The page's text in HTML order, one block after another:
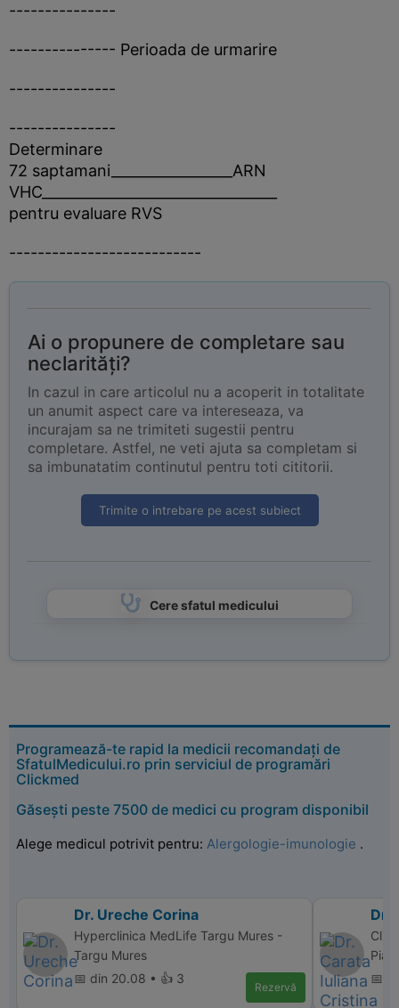
---------------
--------------- Perioada de urmarire
---------------
---------------
Determinare
72 saptamani_________________ARN
VHC_________________________________
pentru evaluare RVS
---------------------------
Ai o propunere de completare sau
neclarități?
In cazul in care articolul nu a acoperit in totalitate
un anumit aspect care va intereseaza, va
incurajam sa ne trimiteti sugestii pentru
completare. Astfel, ne veti ajuta sa completam si
sa imbunatatim continutul pentru toti cititorii.
Trimite o intrebare pe acest subiect
Cere sfatul medicului
Programează-te rapid la medicii recomandați de
SfatulMedicului.ro prin serviciul de programări
Clickmed
Găsești peste 7500 de medici cu program disponibil
Alege medicul potrivit pentru: Alergologie-imunologie .
Dr. Ureche Corina
Hyperclinica MedLife Targu Mures -
Targu Mures
📅 din 20.08 • 👍 3
Rezervă
Dr.
📅